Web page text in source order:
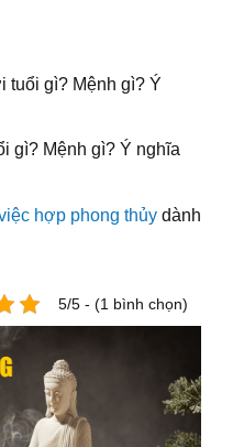
tuổi gì? Mệnh gì? Ý
gì? Mệnh gì? Ý nghĩa
hợp phong thủydành
5/5 - (1 bình chọn)